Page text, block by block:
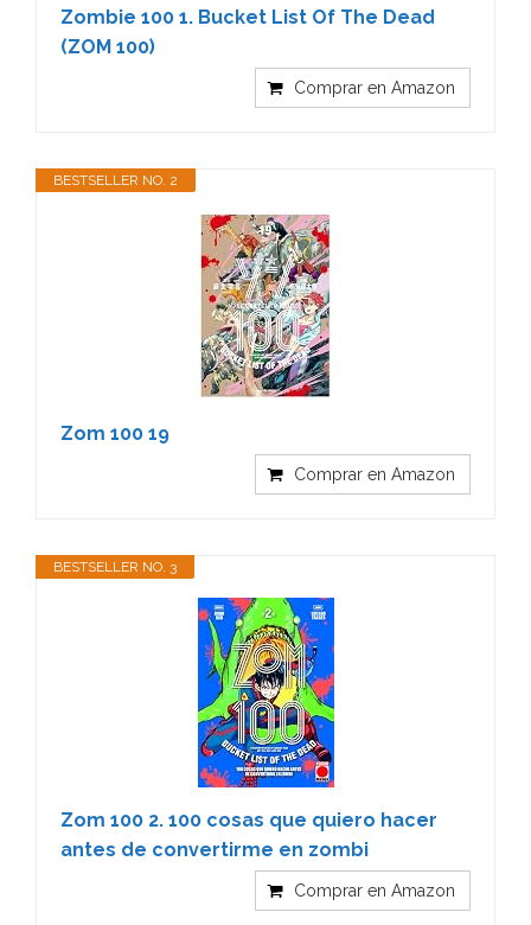
Zombie 100 1. Bucket List Of The Dead
(ZOM 100)
Comprar en Amazon
BESTSELLER NO. 2
Zom 100 19
Comprar en Amazon
BESTSELLER NO. 3
Zom 100 2. 100 cosas que quiero hacer
antes de convertirme en zombi
Comprar en Amazon